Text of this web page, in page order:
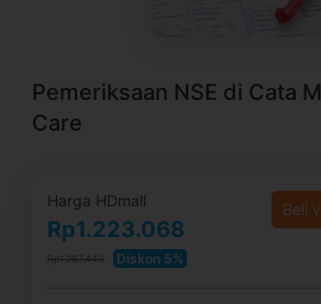
Pemeriksaan NSE di Cata
Care
Harga HDmall
Rp1.223.068
Rp1.287.440 Diskon 5%
Beli